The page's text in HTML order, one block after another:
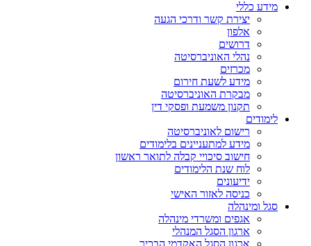
מידע כללי
יצירת קשר ודרכי הגעה
אלפון
דרושים
נהלי האוניברסיטה
מכרזים
מידע לשעת חירום
מבקרת האוניברסיטה
תקנון משמעת ופסקי דין
לימודים
רישום לאוניברסיטה
מידע למתעניינים בלימודים
חישוב סיכויי קבלה לתואר ראשון
לוח שנת הלימודים
ידיעונים
כניסה לאזור האישי
סגל ומינהלה
אגפים ומשרדי מינהלה
ארגון הסגל המנהלי